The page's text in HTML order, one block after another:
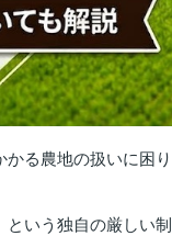
る農地の扱いに困
いう独自の厳しい